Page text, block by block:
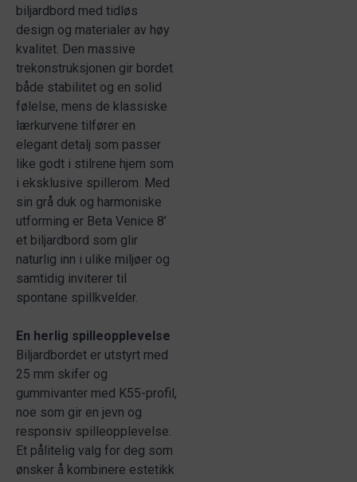
biljardbord med tidløs
design og materialer av høy
kvalitet. Den massive
trekonstruksjonen gir bordet
både stabilitet og en solid
følelse, mens de klassiske
lærkurvene tilfører en
elegant detalj som passer
like godt i stilrene hjem som
i eksklusive spillerom. Med
sin grå duk og harmoniske
utforming er Beta Venice 8’
et biljardbord som glir
naturlig inn i ulike miljøer og
samtidig inviterer til
spontane spillkvelder.
En herlig spilleopplevelse
Biljardbordet er utstyrt med
25 mm skifer og
gummivanter med K55-profil,
noe som gir en jevn og
responsiv spilleopplevelse.
Et pålitelig valg for deg som
ønsker å kombinere estetikk